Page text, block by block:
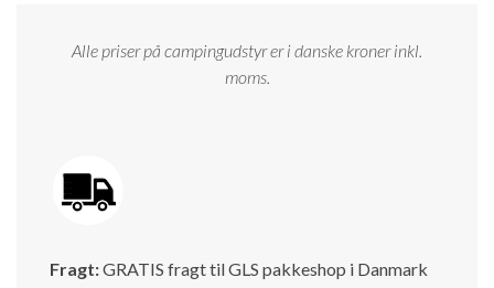
Alle priser på campingudstyr er i danske kroner inkl.
moms.
Fragt:GRATIS fragt til GLS pakkeshop i Danmark